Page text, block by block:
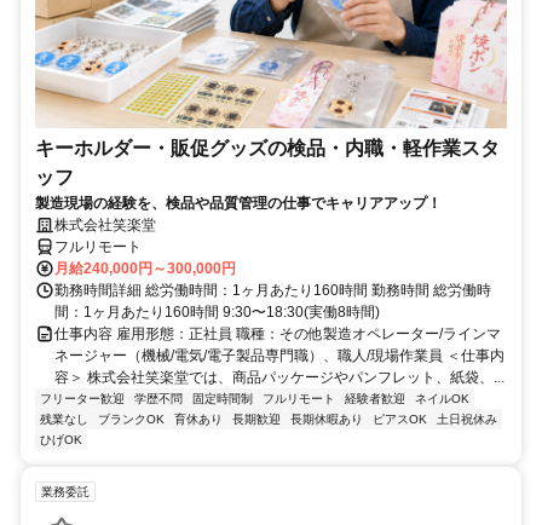
キーホルダー・販促グッズの検品・内職・軽作業スタ
ッフ
製造現場の経験を、検品や品質管理の仕事でキャリアアップ！
株式会社笑楽堂
フルリモート
月給240,000円～300,000円
勤務時間詳細 総労働時間：1ヶ月あたり160時間 勤務時間 総労働時
間：1ヶ月あたり160時間 9:30〜18:30(実働8時間)
仕事内容 雇用形態：正社員 職種：その他製造オペレーター/ラインマ
ネージャー（機械/電気/電子製品専門職）、職人/現場作業員 ＜仕事内
容＞ 株式会社笑楽堂では、商品パッケージやパンフレット、紙袋、...
フリーター歓迎 学歴不問 固定時間制 フルリモート 経験者歓迎
ネイルOK
残業なし
ブランクOK 育休あり 長期歓迎 長期休暇あり ピアスOK
土日祝休み
ひげOK
業務委託